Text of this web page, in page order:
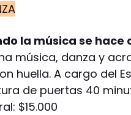
la música se hace
música, danza y
huella. A cargo del
de puertas 40
$15.000